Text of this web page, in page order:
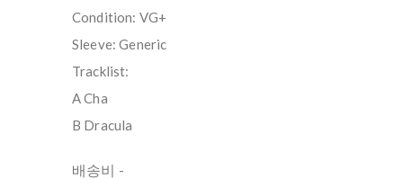
Condition: VG+
Sleeve: Generic
Tracklist:
A Cha
B Dracula
배송비 -